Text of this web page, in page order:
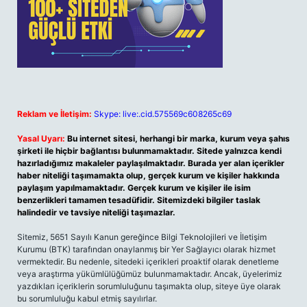
Reklam ve İletişim: Skype: live:.cid.575569c608265c69
Yasal Uyarı: Bu internet sitesi, herhangi bir marka, kurum veya şahıs
şirketi ile hiçbir bağlantısı bulunmamaktadır. Sitede yalnızca kendi
hazırladığımız makaleler paylaşılmaktadır. Burada yer alan içerikler
haber niteliği taşımamakta olup, gerçek kurum ve kişiler hakkında
paylaşım yapılmamaktadır. Gerçek kurum ve kişiler ile isim
benzerlikleri tamamen tesadüfidir. Sitemizdeki bilgiler taslak
halindedir ve tavsiye niteliği taşımazlar.
Sitemiz, 5651 Sayılı Kanun gereğince Bilgi Teknolojileri ve İletişim
Kurumu (BTK) tarafından onaylanmış bir Yer Sağlayıcı olarak hizmet
vermektedir. Bu nedenle, sitedeki içerikleri proaktif olarak denetleme
veya araştırma yükümlülüğümüz bulunmamaktadır. Ancak, üyelerimiz
yazdıkları içeriklerin sorumluluğunu taşımakta olup, siteye üye olarak
bu sorumluluğu kabul etmiş sayılırlar.